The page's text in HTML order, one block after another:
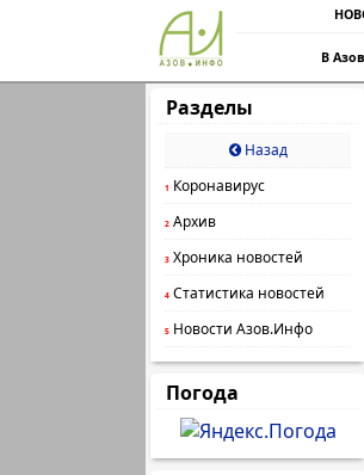
В
Разделы
Назад
1 Коронавирус
2 Архив
3 Хроника новостей
4 Статистика новостей
5 Новости Азов.Инфо
Погода